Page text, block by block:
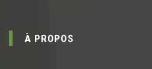
À PROPOS